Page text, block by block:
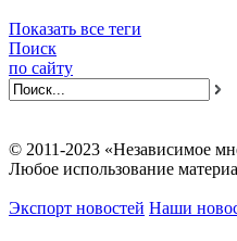
Показать все теги
Поиск
по сайту
© 2011-2023 «Независимое
Любое использование
Экспорт новостей Наши